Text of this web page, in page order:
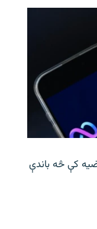
کې څه باندې